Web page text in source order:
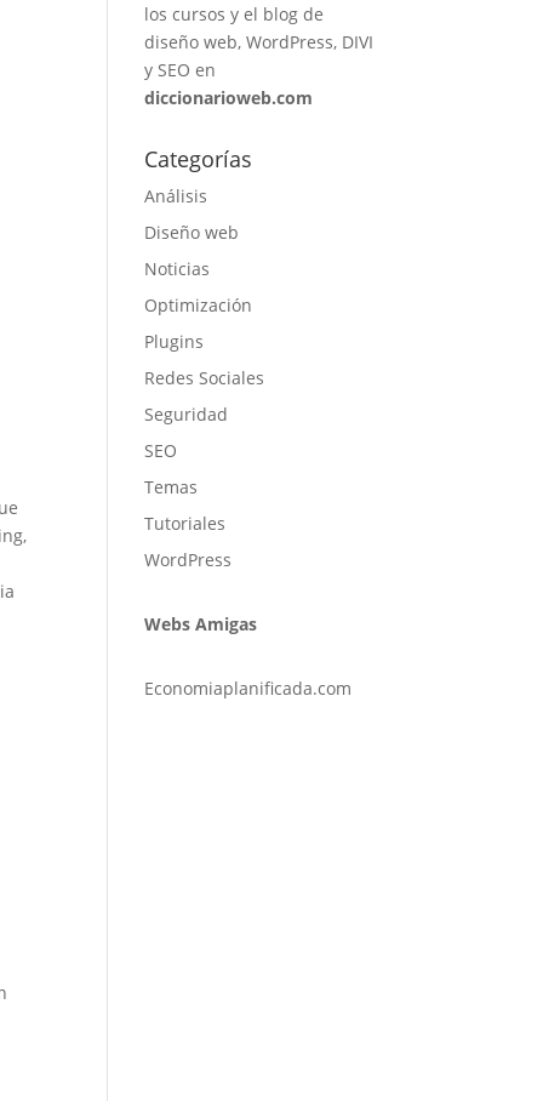
los cursos y el blog de
diseño web, WordPress, DIVI
y SEO en
diccionarioweb.com
Categorías
Análisis
Diseño web
Noticias
Optimización
Plugins
Redes Sociales
Seguridad
SEO
Temas
Tutoriales
WordPress
Webs Amigas
Economiaplanificada.com